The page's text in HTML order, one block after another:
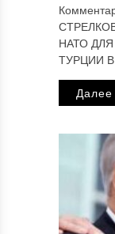
НАТО
ТУРЦИИ
Далее